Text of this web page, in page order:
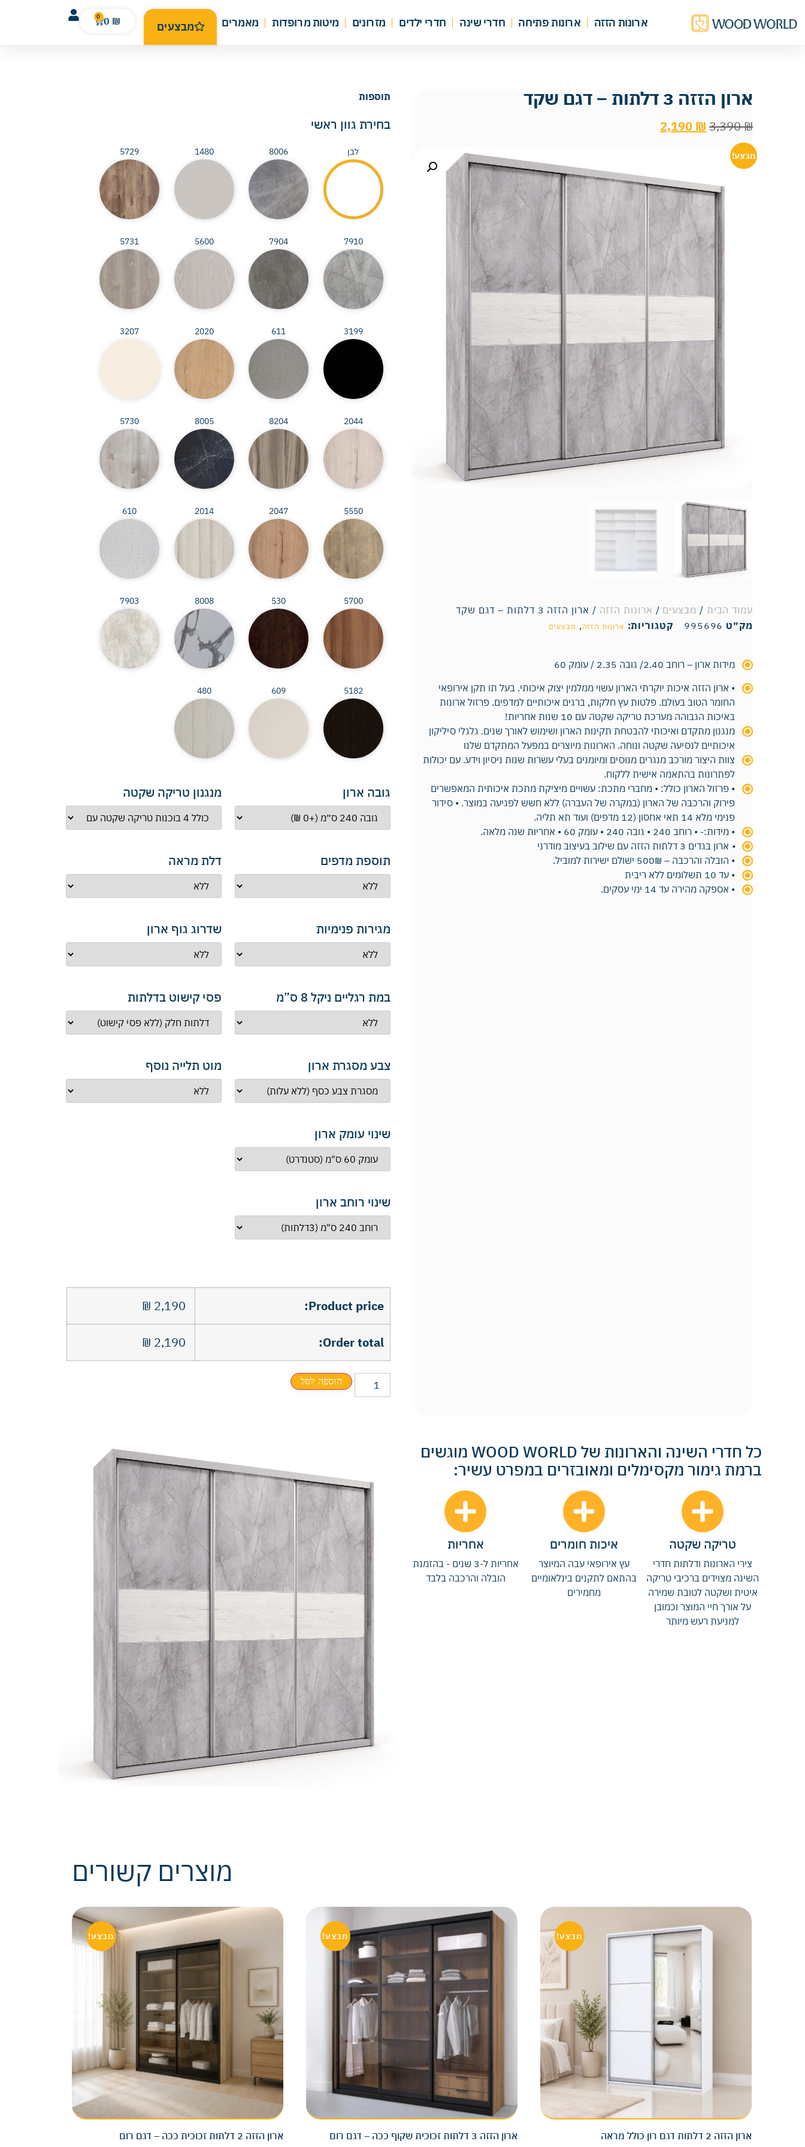
ארונות הזזה ארונות פתיחה חדרי שינה חדרי ילדים מזרונים מיטות מרופדות מאמרים מבצעים 0 ₪
0
ארון הזזה 3 דלתות – דגם שקד
3,390₪
2,190 ₪
מבצע!
עמוד הבית / מבצעים / ארונות הזזה / ארון הזזה 3 דלתות – דגם שקד
מק״ט 995696 קטגוריות: ארונות הזזה , מבצעים
מידות ארון – רוחב 2.40/ גובה 2.35 / עומק 60
• ארון הזזה איכות יוקרתי הארון עשוי ממלמין יצוק איכותי. בעל תו תקן אירופאי
החומר הטוב בעולם. פלטות עץ חלקות, ברגים איכותיים למדפים. פרזול ארונות
באיכות הגבוהה מערכת טריקה שקטה עם 10 שנות אחריות!
מנגנון מתקדם ואיכותי להבטחת תקינות הארון ושימוש לאורך שנים. גלגלי סיליקון
איכותיים לנסיעה שקטה ונוחה. הארונות מיוצרים במפעל המתקדם שלנו
צוות היצור מורכב מנגרים מנוסים ומיומנים בעלי עשרות שנות ניסיון וידע. עם יכולות
לפתרונות בהתאמה אישית ללקוח.
• פרזול הארון כולל: • מחברי מתכת: עשויים מיציקת מתכת איכותית המאפשרים
פירוק והרכבה של הארון (במקרה של העברה) ללא חשש לפגיעה במוצר. • סידור
פנימי מלא 14 תאי אחסון (12 מדפים) ועוד תא תליה.
• מידות:- • רוחב 240 • גובה 240 • עומק 60 • אחריות שנה מלאה.
• ארון בגדים 3 דלתות הזזה עם שילוב בעיצוב מודרני
• הובלה והרכבה – 500₪ ישולם ישירות למוביל.
• עד 10 תשלומים ללא ריבית
• אספקה מהירה עד 14 ימי עסקים.
תוספות
בחירת גוון ראשי
לבן 8006
1480
5729
7910
7904
5600
5731
3199
611
2020
3207
2044
8204
8005
5730
5550
2047
2014
610
5700
530
8008
7903
5182
609
480
גובה ארון מנגנון טריקה שקטה
תוספת מדפים דלת מראה
מגירות פנימיות שדרוג גוף ארון
במת רגליים ניקל 8 ס”מ פסי קישוט בדלתות
צבע מסגרת ארון מוט תלייה נוסף
שינוי עומק ארון
שינוי רוחב ארון
Product price:
2,190
₪
Order total:
2,190
₪
הוספה לסל
כל חדרי השינה והארונות של WOOD WORLD מוגשים
ברמת גימור מקסימלים ומאובזרים במפרט עשיר:
טריקה שקטה
צירי הארונות ודלתות חדרי
השינה מצוידים ברכיבי טריקה
איטית ושקטה לטובת שמירה
על אורך חיי המוצר וכמובן
למניעת רעש מיותר
איכות חומרים
עץ אירופאי עבה המיוצר
בהתאם לתקנים בינלאומיים
מחמירים
אחריות
אחריות ל-3 שנים - בהזמנת
הובלה והרכבה בלבד
מוצרים קשורים
מבצע!
ארון הזזה 2 דלתות דגם רון כולל מראה
מבצע!
ארון הזזה 3 דלתות זכוכית שקוף ככה – דגם רום
מבצע!
ארון הזזה 2 דלתות זכוכית ככה – דגם רום